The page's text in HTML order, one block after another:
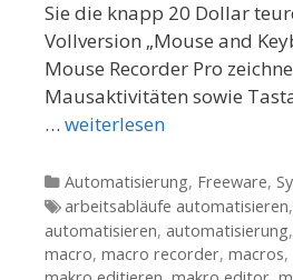
Sie die knapp 20 Dollar
Vollversion „Mouse and
Mouse Recorder Pro
Mausaktivitäten sowie
… weiterlesen
Kategorien
Automatisierung, Freeware,
Tags
arbeitsabläufe automatisieren,
automatisieren, automatisierung,
macro, macro recorder, macros,